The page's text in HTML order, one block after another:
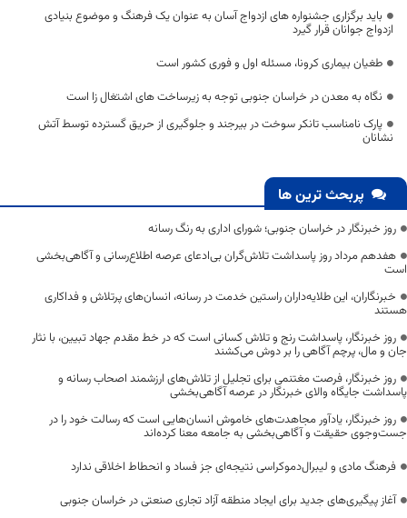
باید برگزاری جشنواره های ازدواج آسان به عنوان یک فرهنگ و موضوع بنیادی
ازدواج جوانان قرار گیرد
طغیان بیماری کرونا، مسئله اول و فوری کشور است
نگاه به معدن در خراسان جنوبی توجه به زیرساخت های اشتغال زا است
پارک نامناسب تانکر سوخت در بیرجند و جلوگیری از حریق گسترده توسط آتش
نشانان
پربحث ترین ها
روز خبرنگار در خراسان جنوبی؛ شورای اداری به رنگ رسانه
هفدهم مرداد روز پاسداشت تلاش‌گران بی‌ادعای عرصه اطلاع‌رسانی و آگاهی‌بخشی
است
خبرنگاران، این طلایه‌داران راستین خدمت در رسانه، انسان‌های پرتلاش و فداکاری
هستند
روز خبرنگار، پاسداشت رنج و تلاش کسانی است که در خط مقدم جهاد تبیین، با نثار
جان و مال، پرچم آگاهی را بر دوش می‌کشند
روز خبرنگار، فرصت مغتنمی برای تجلیل از تلاش‌های ارزشمند اصحاب رسانه و
پاسداشت جایگاه والای خبرنگار در عرصه آگاهی‌بخشی
روز خبرنگار، یادآور مجاهدت‌های خاموش انسان‌هایی است که رسالت خود را در
جست‌وجوی حقیقت و آگاهی‌بخشی به جامعه معنا کرده‌اند
فرهنگ مادی و لیبرال‌دموکراسی نتیجه‌ای جز فساد و انحطاط اخلاقی ندارد
آغاز پیگیری‌های جدید برای ایجاد منطقه آزاد تجاری صنعتی در خراسان جنوبی